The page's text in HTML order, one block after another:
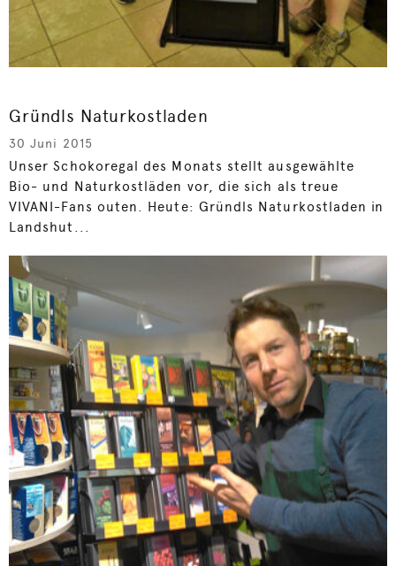
Gründls Naturkostladen
30 Juni 2015
Unser Schokoregal des Monats stellt ausgewählte
Bio- und Naturkostläden vor, die sich als treue
VIVANI-Fans outen. Heute: Gründls Naturkostladen in
Landshut...